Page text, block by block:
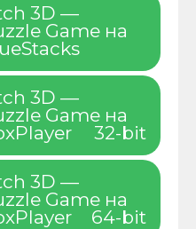
3D —
Game на
3D —
Game на
32-bit
3D —
Game на
64-bit